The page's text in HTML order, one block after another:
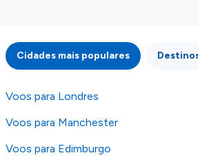
integridade ou pela precisão da
publicada, por isso verifique
as condições no website do
fazer uma reserva. Para mais
os nossos
Cidades mais populares
Voos para Londres
Voos para Manchester
Voos para Edimburgo